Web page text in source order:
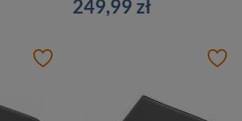
249,99 zł